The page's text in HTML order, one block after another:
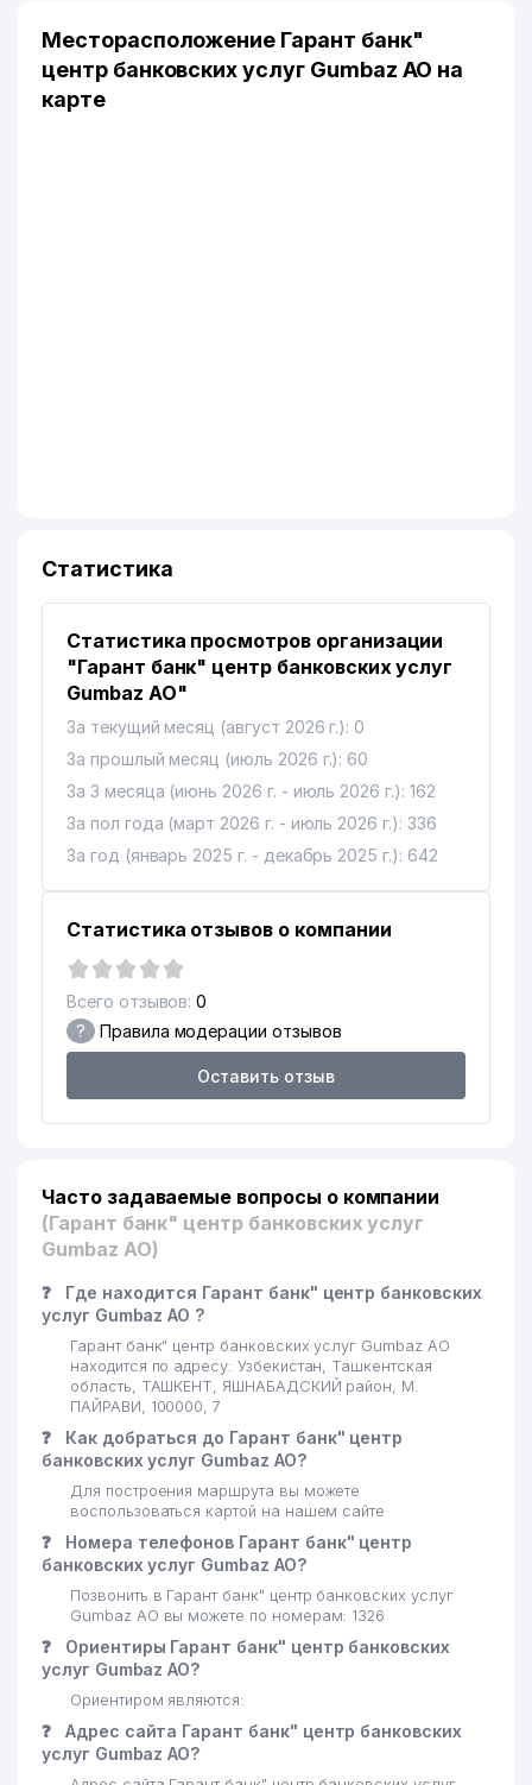
Месторасположение Гарант банк"
центр банковских услуг Gumbaz АО на
карте
Статистика
Статистика просмотров организации
"Гарант банк" центр банковских услуг
Gumbaz АО"
За текущий месяц (август 2026 г.): 0
За прошлый месяц (июль 2026 г.): 60
За 3 месяца (июнь 2026 г. - июль 2026 г.): 162
За пол года (март 2026 г. - июль 2026 г.): 336
За год (январь 2025 г. - декабрь 2025 г.): 642
Статистика отзывов о компании
Всего отзывов: 0
? Правила модерации отзывов
Оставить отзыв
Часто задаваемые вопросы о компании
(Гарант банк" центр банковских услуг
Gumbaz АО)
❓
Где находится Гарант банк" центр банковских
услуг Gumbaz АО ?
Гарант банк" центр банковских услуг Gumbaz АО
находится по адресу: Узбекистан, Ташкентская
область, ТАШКЕНТ, ЯШНАБАДСКИЙ район, М.
ПАЙРАВИ, 100000, 7
❓
Как добраться до Гарант банк" центр
банковских услуг Gumbaz АО?
Для построения маршрута вы можете
воспользоваться картой на нашем сайте
❓
Номера телефонов Гарант банк" центр
банковских услуг Gumbaz АО?
Позвонить в Гарант банк" центр банковских услуг
Gumbaz АО вы можете по номерам: 1326
❓
Ориентиры Гарант банк" центр банковских
услуг Gumbaz АО?
Ориентиром являются:
❓
Адрес сайта Гарант банк" центр банковских
услуг Gumbaz АО?